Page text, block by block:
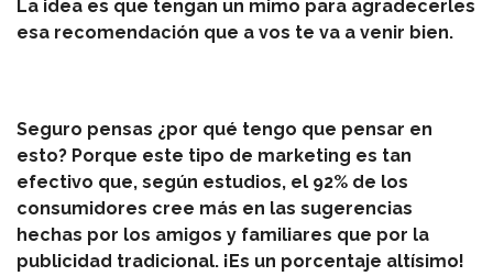
La idea es que tengan un mimo para agradecerles
esa recomendación que a vos te va a venir bien.
Seguro pensas ¿por qué tengo que pensar en
esto? Porque este tipo de marketing es tan
efectivo que, según estudios, el 92% de los
consumidores cree más en las sugerencias
hechas por los amigos y familiares que por la
publicidad tradicional. ¡Es un porcentaje altísimo!